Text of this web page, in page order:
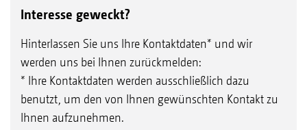
Interesse geweckt?
Hinterlassen Sie uns Ihre Kontaktdaten* und wir
werden uns bei Ihnen zurückmelden:
* Ihre Kontaktdaten werden ausschließlich dazu
benutzt, um den von Ihnen gewünschten Kontakt zu
Ihnen aufzunehmen.